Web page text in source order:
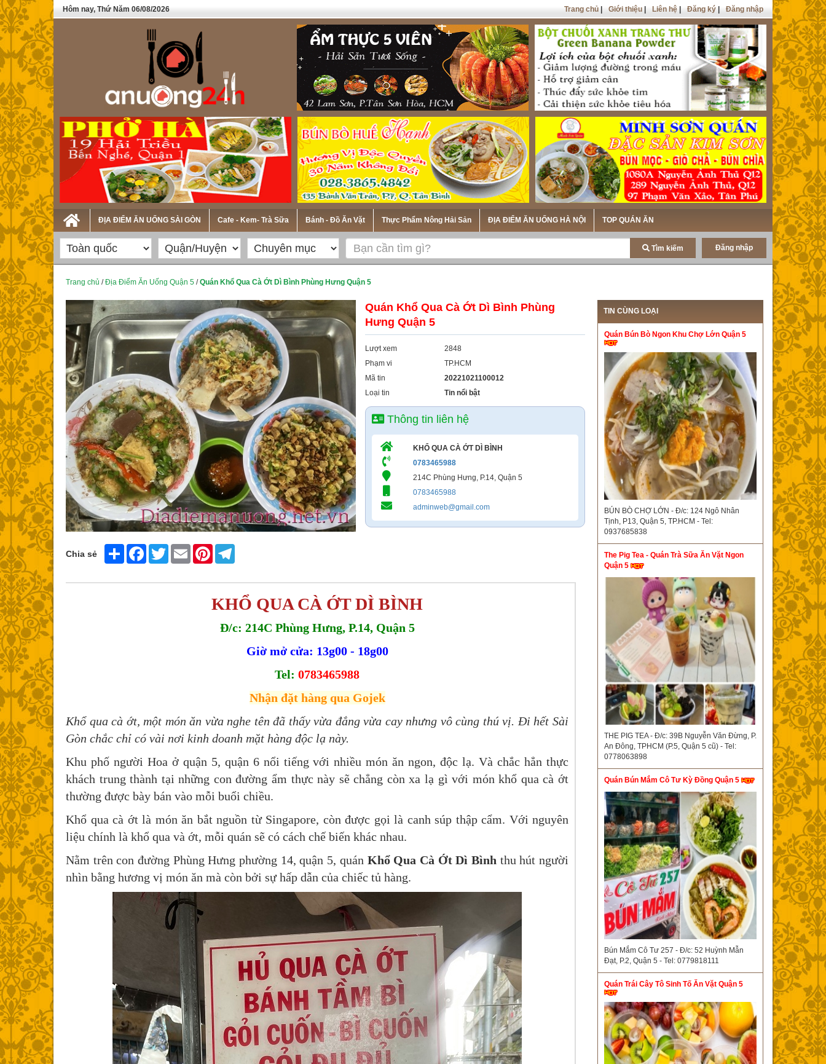
Hôm nay, Thứ Năm 06/08/2026 Trang chủ Giới thiệu Liên hệ Đăng ký Đăng nhập
ĐỊA ĐIỂM ĂN UỐNG SÀI GÒN Cafe - Kem- Trà Sữa Bánh - Đồ Ăn Vặt Thực Phẩm Nông Hải Sản ĐỊA ĐIỂM ĂN UỐNG HÀ NỘI TOP QUÁN ĂN
Tìm kiếm Đăng nhập
Trang chủ /Địa Điểm Ăn Uống Quận 5 /Quán Khổ Qua Cà Ớt Dì Bình Phùng Hưng Quận 5
Chia sẻ Share FacebookTwitter Email Pinterest
Quán Khổ Qua Cà Ớt Dì Bình Phùng
Hưng Quận 5
Lượt xem
2848
Phạm vi
TP.HCM
Mã tin
20221021100012
Loại tin
Tin nổi bật
Thông tin liên hệ
KHỔ QUA CÀ ỚT DÌ BÌNH
0783465988
214C Phùng Hưng, P.14, Quận 5
0783465988
adminweb@gmail.com
KHỔ QUA CÀ ỚT DÌ BÌNH
Đ/c: 214C Phùng Hưng, P.14, Quận 5
Giờ mở cửa: 13g00 - 18g00
Tel: 0783465988
Nhận đặt hàng qua Gojek
Khổ qua cà ớt, một món ăn vừa nghe tên đã thấy vừa đắng vừa cay nhưng vô cùng thú vị. Đi hết Sài
Gòn chắc chỉ có vài nơi kinh doanh mặt hàng độc lạ này.
Khu phố người Hoa ở quận 5, quận 6 nổi tiếng với nhiều món ăn ngon, độc lạ. Và chắc hẳn thực
khách trung thành tại những con đường ẩm thực này sẽ chẳng còn xa lạ gì với món khổ qua cà ớt
thường được bày bán vào mỗi buổi chiều.
Khổ qua cà ớt là món ăn bắt nguồn từ Singapore, còn được gọi là canh súp thập cẩm. Với nguyên
liệu chính là khổ qua và ớt, mỗi quán sẽ có cách chế biến khác nhau.
Nằm trên con đường Phùng Hưng phường 14, quận 5, quán Khổ Qua Cà Ớt Dì Bình thu hút người
nhìn bằng hương vị món ăn mà còn bởi sự hấp dẫn của chiếc tủ hàng.
TIN CÙNG LOẠI
Quán Bún Bò Ngon Khu Chợ Lớn Quận 5
BÚN BÒ CHỢ LỚN - Đ/c: 124 Ngô Nhân
Tịnh, P13, Quận 5, TP.HCM - Tel:
0937685838
The Pig Tea - Quán Trà Sữa Ăn Vặt Ngon
Quận 5
THE PIG TEA - Đ/c: 39B Nguyễn Văn Đừng, P.
An Đông, TPHCM (P.5, Quận 5 cũ) - Tel:
0778063898
Quán Bún Mắm Cô Tư Kỳ Đồng Quận 5
Bún Mắm Cô Tư 257 - Đ/c: 52 Huỳnh Mẫn
Đạt, P.2, Quận 5 - Tel: 0779818111
Quán Trái Cây Tô Sinh Tố Ăn Vặt Quận 5